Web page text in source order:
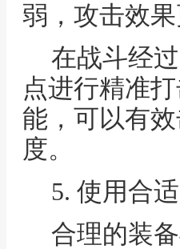
弱，攻击效果
在战斗经
点进行精准
能，可以有
度。
5. 使用合
合理的装